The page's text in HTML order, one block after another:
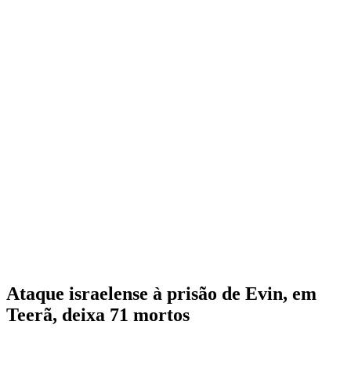
Ataque israelense à prisão de Evin, em
Teerã, deixa 71 mortos